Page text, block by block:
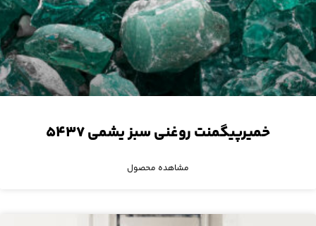
خمیرپیگمنت روغنی سبز یشمی ۵۴۳۷
مشاهده محصول